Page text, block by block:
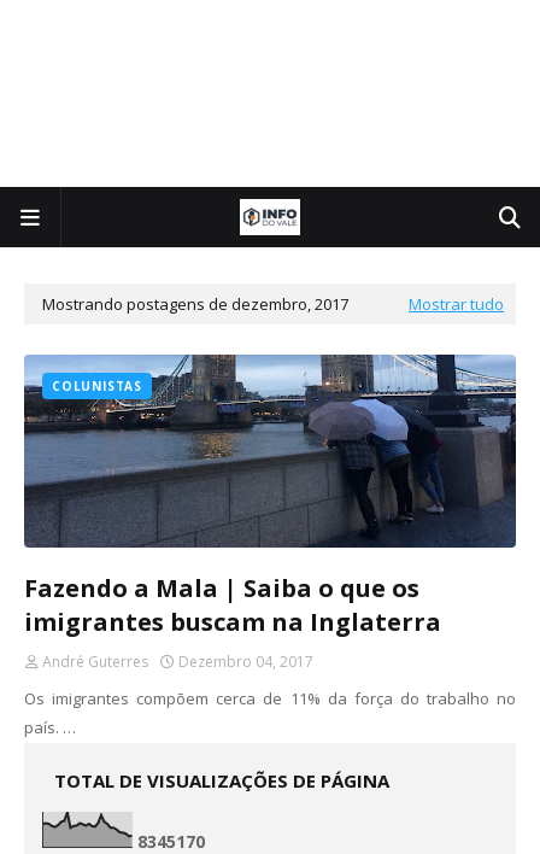
Mostrando postagens de dezembro, 2017 Mostrar tudo
COLUNISTAS
Fazendo a Mala | Saiba o que os
imigrantes buscam na Inglaterra
André Guterres Dezembro 04, 2017
Os imigrantes compõem cerca de 11% da força do trabalho no
país. …
TOTAL DE VISUALIZAÇÕES DE PÁGINA
8345170